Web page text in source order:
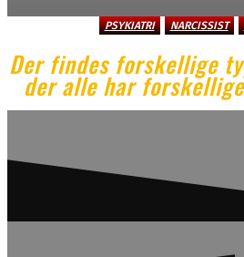
PSYKIATRI NARCISSIST
Der findes forskellige
der alle har